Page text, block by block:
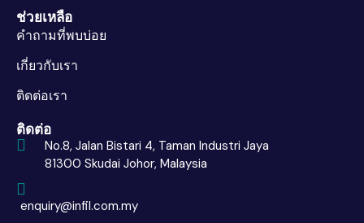
ช่วยเหลือ
คำถามที่พบบ่อย
เกี่ยวกับเรา
ติดต่อเรา
ติดต่อ
No.8, Jalan Bistari 4, Taman Industri Jaya
81300 Skudai Johor, Malaysia
enquiry@infil.com.my